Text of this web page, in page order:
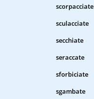
scorpacciate
sculacciate
secchiate
seraccate
sforbiciate
sgambate